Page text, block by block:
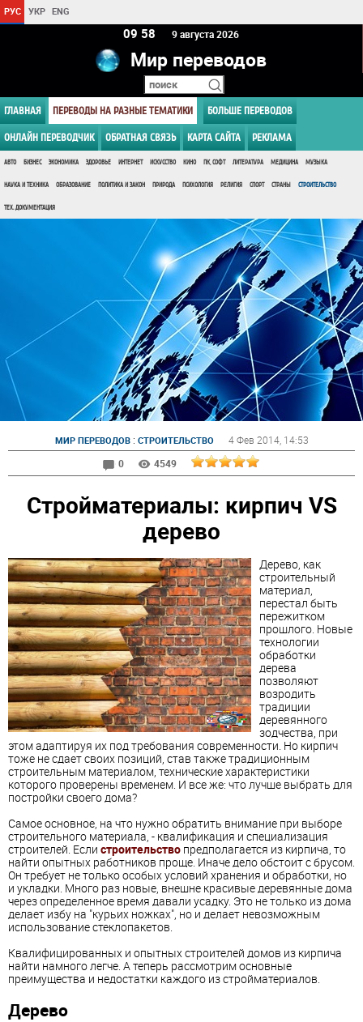
РУС УКР ENG
09 58 9 августа 2026
Мир переводов
ГЛАВНАЯ ПЕРЕВОДЫ НА РАЗНЫЕ ТЕМАТИКИ БОЛЬШЕ ПЕРЕВОДОВ
ОНЛАЙН ПЕРЕВОДЧИК ОБРАТНАЯ СВЯЗЬ КАРТА САЙТА РЕКЛАМА
АВТО БИЗНЕС ЭКОНОМИКА ЗДОРОВЬЕ ИНТЕРНЕТ ИСКУССТВО КИНО ПК, СОФТ ЛИТЕРАТУРА МЕДИЦИНА МУЗЫКА
НАУКА И ТЕХНИКА ОБРАЗОВАНИЕ ПОЛИТИКА И ЗАКОН ПРИРОДА ПСИХОЛОГИЯ РЕЛИГИЯ СПОРТ СТРАНЫ СТРОИТЕЛЬСТВО
ТЕХ. ДОКУМЕНТАЦИЯ
МИР ПЕРЕВОДОВ: СТРОИТЕЛЬСТВО 4 Фев 2014, 14:53
0
4549
Стройматериалы: кирпич VS
дерево
Дерево, как
строительный
материал,
перестал быть
пережитком
прошлого. Новые
технологии
обработки
дерева
позволяют
возродить
традиции
деревянного
зодчества, при
этом адаптируя их под требования современности. Но кирпич
тоже не сдает своих позиций, став также традиционным
строительным материалом, технические характеристики
которого проверены временем. И все же: что лучше выбрать для
постройки своего дома?
Самое основное, на что нужно обратить внимание при выборе
строительного материала, - квалификация и специализация
строителей. Если строительство предполагается из кирпича, то
найти опытных работников проще. Иначе дело обстоит с брусом.
Он требует не только особых условий хранения и обработки, но
и укладки. Много раз новые, внешне красивые деревянные дома
через определенное время давали усадку. Это не только из дома
делает избу на "курьих ножках", но и делает невозможным
использование стеклопакетов.
Квалифицированных и опытных строителей домов из кирпича
найти намного легче. А теперь рассмотрим основные
преимущества и недостатки каждого из стройматериалов.
Дерево